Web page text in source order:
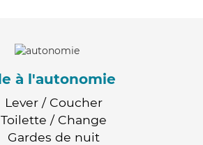
à l'autonomie
Lever / Coucher
Toilette / Change
Gardes de nuit